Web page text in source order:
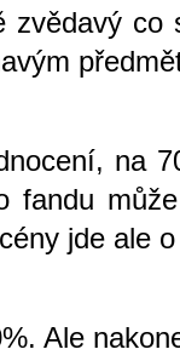
zvědavý
na
fandu
jde ale
Ale